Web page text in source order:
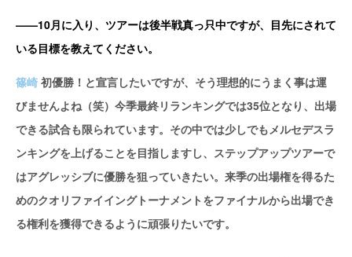
——10月に入り、ツアーは後半戦真っ只中ですが、目先にされて
いる目標を教えてください。
篠崎 初優勝！と宣言したいですが、そう理想的にうまく事は運
びませんよね（笑）今季最終リランキングでは35位となり、出場
できる試合も限られています。その中では少しでもメルセデスラ
ンキングを上げることを目指しますし、ステップアップツアーで
はアグレッシブに優勝を狙っていきたい。来季の出場権を得るた
めのクオリファイイングトーナメントをファイナルから出場でき
る権利を獲得できるように頑張りたいです。